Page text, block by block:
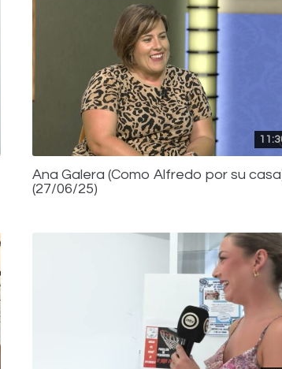
Ana Galera (Como Alfredo por su
(27/06/25)